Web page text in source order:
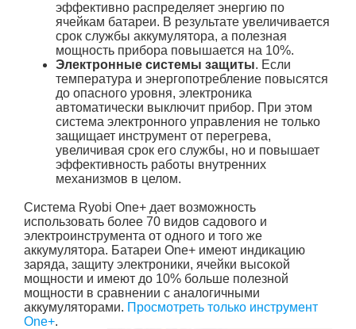
эффективно распределяет энергию по
ячейкам батареи. В результате увеличивается
срок службы аккумулятора, а полезная
мощность прибора повышается на 10%.
Электронные системы защиты. Если
температура и энергопотребление повысятся
до опасного уровня, электроника
автоматически выключит прибор. При этом
система электронного управления не только
защищает инструмент от перегрева,
увеличивая срок его службы, но и повышает
эффективность работы внутренних
механизмов в целом.
Система Ryobi One+ дает возможность
использовать более 70 видов садового и
электроинструмента от одного и того же
аккумулятора. Батареи One+ имеют индикацию
заряда, защиту электроники, ячейки высокой
мощности и имеют до 10% больше полезной
мощности в сравнении с аналогичными
аккумуляторами. Просмотреть только инструмент
One+.